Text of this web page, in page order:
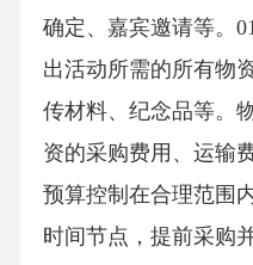
确定、嘉宾邀请等。
出活动所需的所有物
传材料、纪念品等。
资的采购费用、运输
预算控制在合理范围
时间节点，提前采购